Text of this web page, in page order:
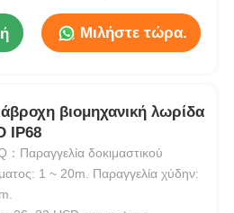
Μιλήστε τώρα.
βιομηχανική λωρίδα
IP68
：Παραγγελία δοκιμαστικού
1 ~ 20m. Παραγγελία χύδην: